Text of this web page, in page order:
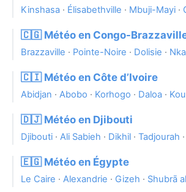
Kinshasa · Élisabethville · Mbuji-Mayi ·
🇨🇬 Météo en Congo-
Brazzaville · Pointe-Noire · Dolisie ·
🇨🇮 Météo en Côte d’Ivoire
Abidjan · Abobo · Korhogo · Daloa ·
🇩🇯 Météo en Djibouti
Djibouti · Ali Sabieh · Dikhil · Tadjourah ·
🇪🇬 Météo en Égypte
Le Caire · Alexandrie · Gizeh · Shubrā